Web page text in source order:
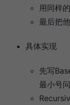
用同样
最后把
具体实现
先写
最小号